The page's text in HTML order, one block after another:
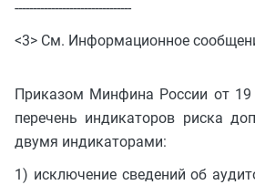
--------------------------------
<3> См. Информационное
Приказом Минфина России от
перечень индикаторов риска
двумя индикаторами:
1) исключение сведений об